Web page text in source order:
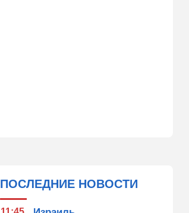
ПОСЛЕДНИЕ НОВОСТИ